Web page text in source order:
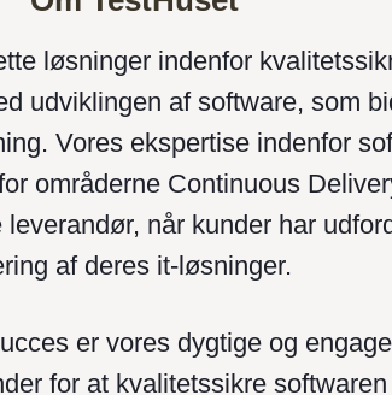
løsninger indenfor
udviklingen af software, som
Vores ekspertise indenfor
områderne Continuous
når kunder har
af deres it-løsninger.
er vores dygtige og
for at kvalitetssikre